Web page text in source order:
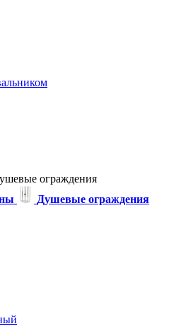
ограждения
Душевые ограждения